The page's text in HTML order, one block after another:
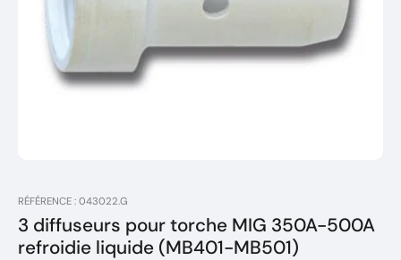
RÉFÉRENCE : 043022.G
3 diffuseurs pour torche MIG 350A-500A
refroidie liquide (MB401-MB501)